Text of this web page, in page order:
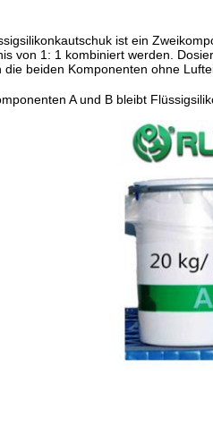
ist ein
von 1: 1 kombiniert werden.
beiden Komponenten ohne
A und B bleibt